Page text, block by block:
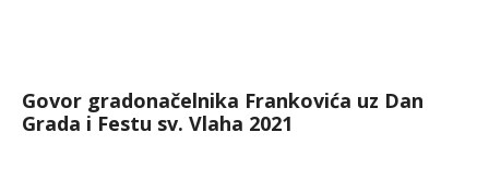
Govor gradonačelnika Frankovića uz Dan
Grada i Festu sv. Vlaha 2021